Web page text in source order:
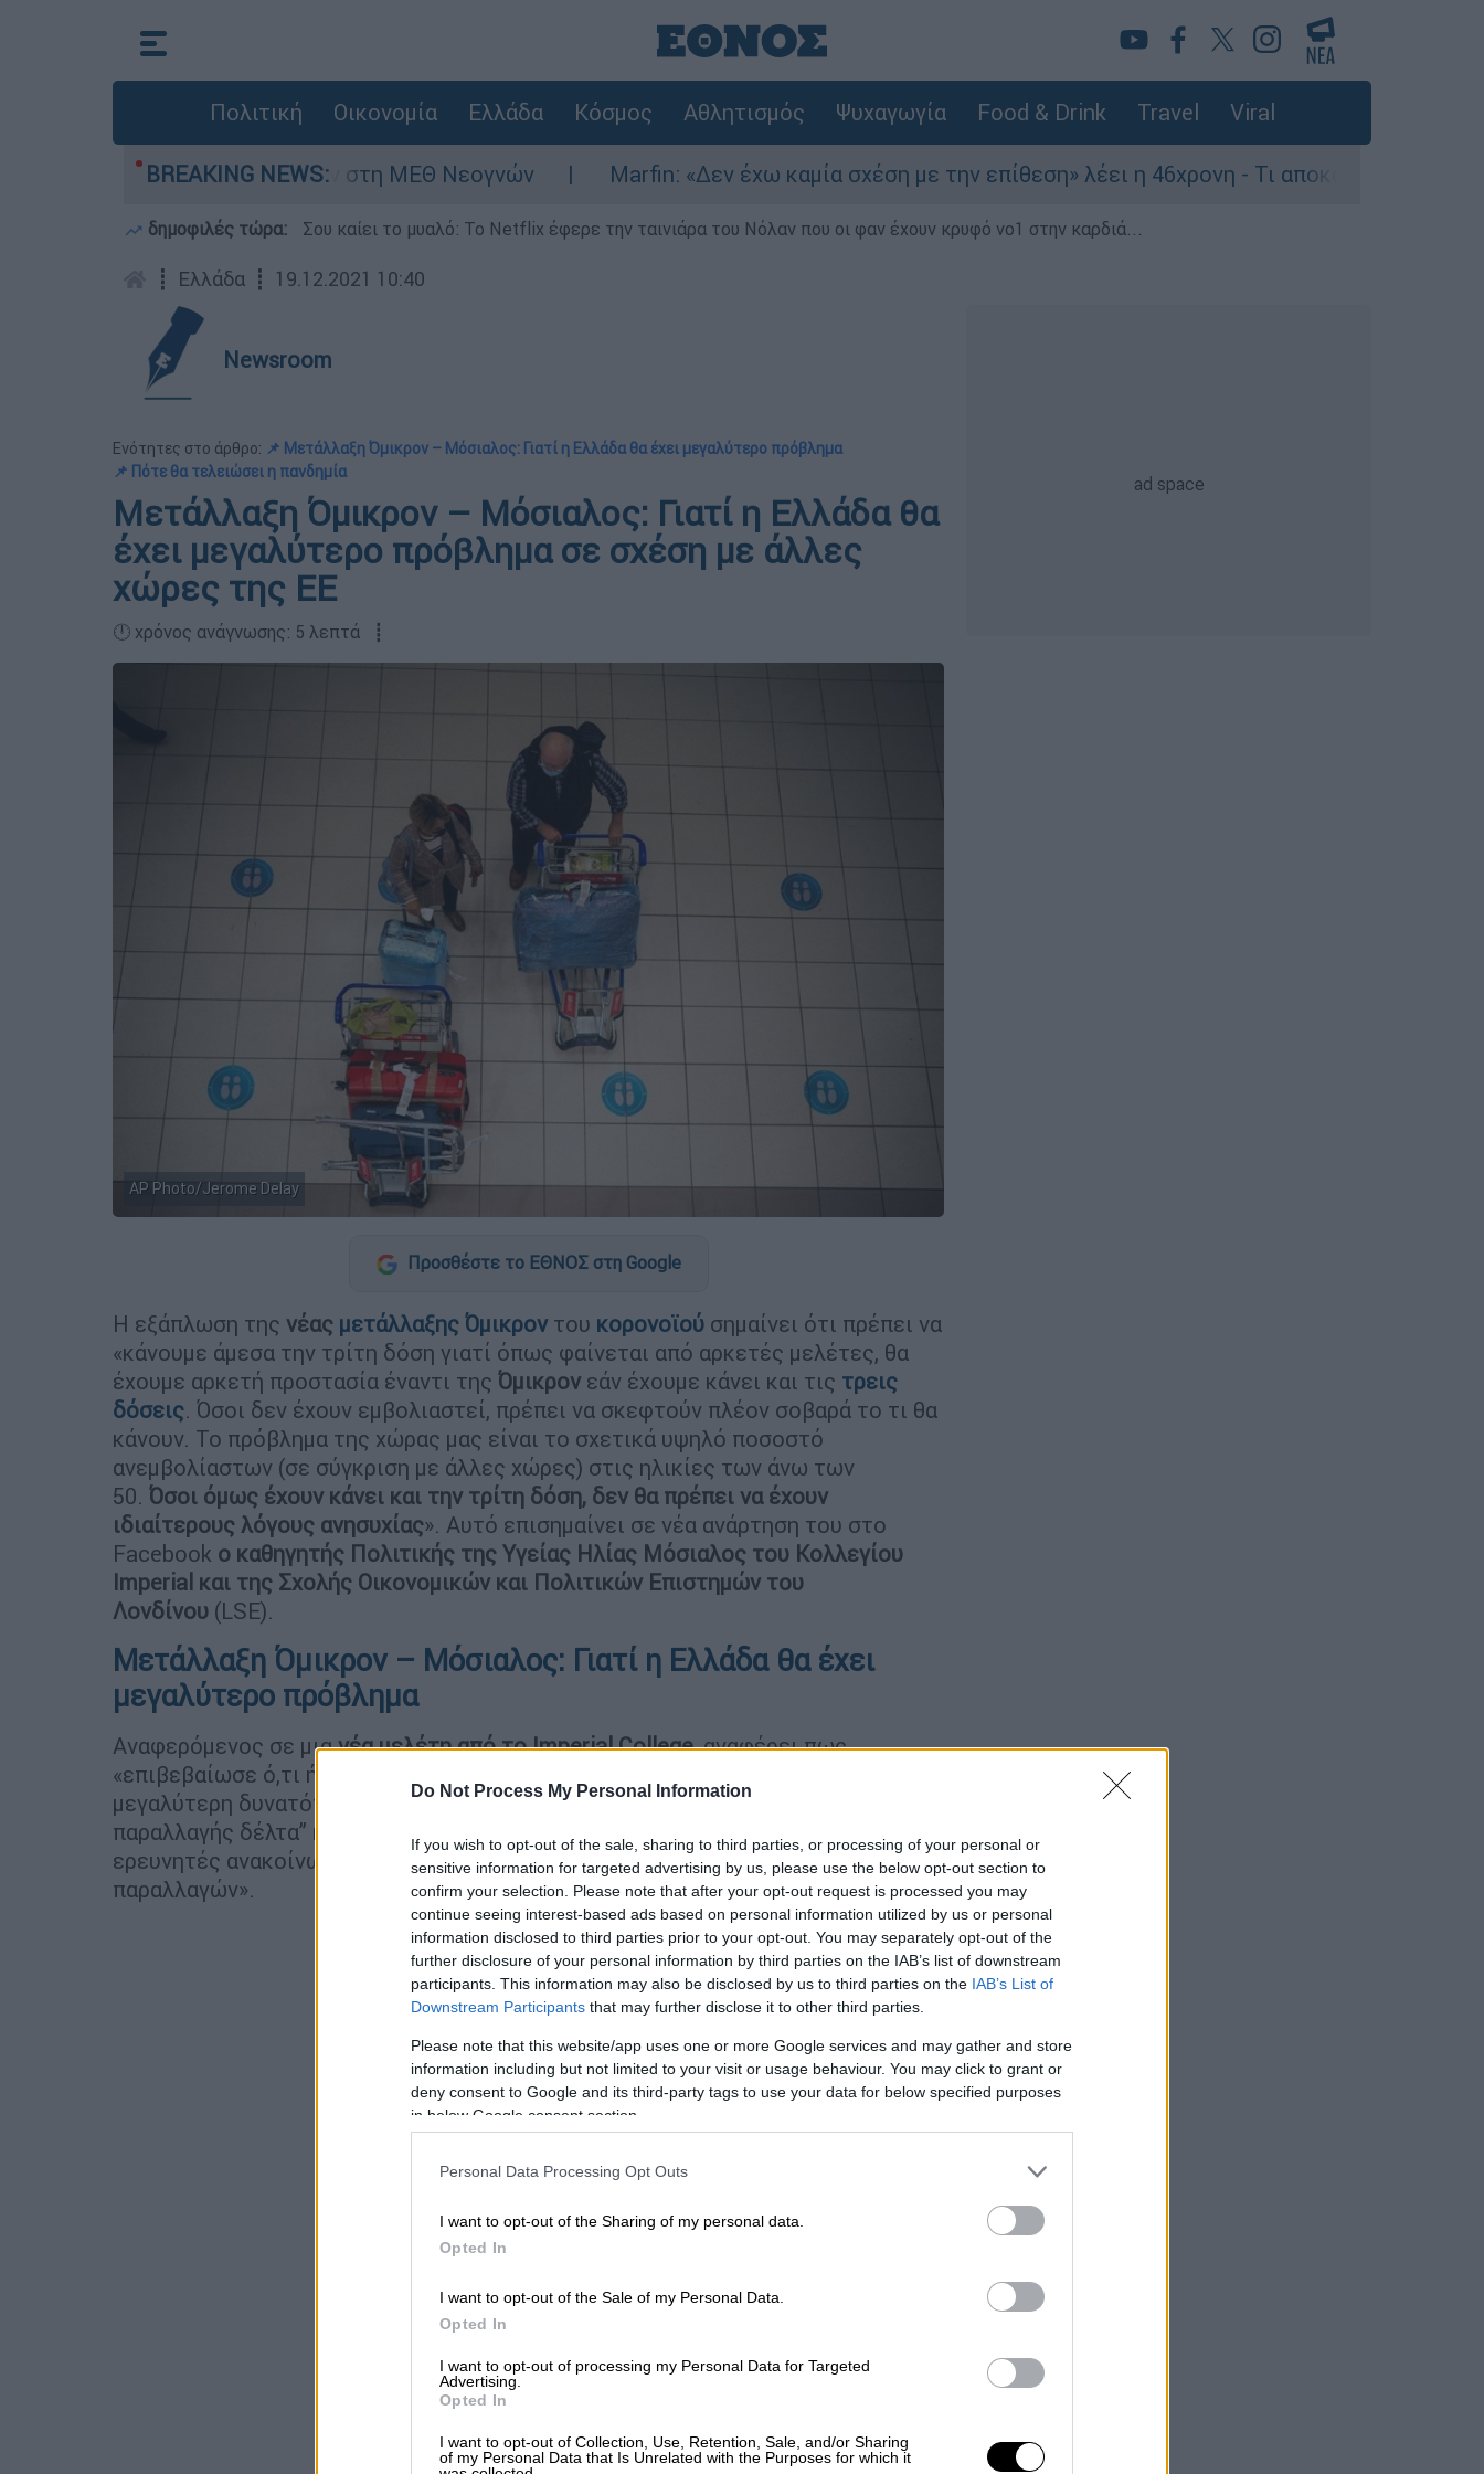
Do Not Process My Personal Information
If you wish to opt-out of the sale, sharing to third parties, or processing of your personal or
sensitive information for targeted advertising by us, please use the below opt-out section to
confirm your selection. Please note that after your opt-out request is processed you may
continue seeing interest-based ads based on personal information utilized by us or personal
information disclosed to third parties prior to your opt-out. You may separately opt-out of the
further disclosure of your personal information by third parties on the IAB’s list of downstream
participants. This information may also be disclosed by us to third parties on the IAB’s List of
Downstream Participants that may further disclose it to other third parties.
Please note that this website/app uses one or more Google services and may gather and store
information including but not limited to your visit or usage behaviour. You may click to grant or
deny consent to Google and its third-party tags to use your data for below specified purposes
in below Google consent section.
Personal Data Processing Opt Outs
I want to opt-out of the Sharing of my personal data.
Opted In
I want to opt-out of the Sale of my Personal Data.
Opted In
I want to opt-out of processing my Personal Data for Targeted
Advertising.
Opted In
I want to opt-out of Collection, Use, Retention, Sale, and/or Sharing
of my Personal Data that Is Unrelated with the Purposes for which it
Πολιτική Οικονομία Ελλάδα Κόσμος Αθλητισμός Ψυχαγωγία Food & Drink Travel Viral
BREAKING NEWS:
- Νοσηλευόταν στη ΜΕΘ Νεογνών Marfin: «Δεν έχω καμία σχέση με την επίθεση» λέει η 46χρονη - Τι αποκάλυψε στους αστυνομικούς
δημοφιλές τώρα: Σου καίει το μυαλό: Το Netflix έφερε την ταινιάρα του Νόλαν που οι φαν έχουν κρυφό νο1 στην καρδιά...
┋ Ελλάδα ┋ 19.12.2021 10:40
Newsroom
Ενότητες στο άρθρο: 📌 Μετάλλαξη Όμικρον – Μόσιαλος: Γιατί η Ελλάδα θα έχει μεγαλύτερο πρόβλημα
📌 Πότε θα τελειώσει η πανδημία
Μετάλλαξη Όμικρον – Μόσιαλος: Γιατί η Ελλάδα θα
έχει μεγαλύτερο πρόβλημα σε σχέση με άλλες
χώρες της ΕΕ
🕛 χρόνος ανάγνωσης: 5 λεπτά ┋
AP Photo/Jerome Delay
Προσθέστε το ΕΘΝΟΣ στη Google
Η εξάπλωση της νέας μετάλλαξης Όμικροντου κορονοϊού σημαίνει ότι πρέπει να
«κάνουμε άμεσα την τρίτη δόση γιατί όπως φαίνεται από αρκετές μελέτες, θα
έχουμε αρκετή προστασία έναντι της Όμικρον εάν έχουμε κάνει και τις τρεις
δόσεις. Όσοι δεν έχουν εμβολιαστεί, πρέπει να σκεφτούν πλέον σοβαρά το τι θα
κάνουν. Το πρόβλημα της χώρας μας είναι το σχετικά υψηλό ποσοστό
ανεμβολίαστων (σε σύγκριση με άλλες χώρες) στις ηλικίες των άνω των
50. Όσοι όμως έχουν κάνει και την τρίτη δόση, δεν θα πρέπει να έχουν
ιδιαίτερους λόγους ανησυχίας». Αυτό επισημαίνει σε νέα ανάρτηση του στο
Facebook ο καθηγητής Πολιτικής της Υγείας Ηλίας Μόσιαλος του Κολλεγίου
Imperial και της Σχολής Οικονομικών και Πολιτικών Επιστημών του
Λονδίνου (LSE).
Μετάλλαξη Όμικρον – Μόσιαλος: Γιατί η Ελλάδα θα έχει
μεγαλύτερο πρόβλημα
Αναφερόμενος σε μιανέα μελέτη από το Imperial College,αναφέρει πως
«επιβεβαίωσε ό,τι ήδη ξέρουμε για την μεγαλύτερη μεταδοτικότητα και την
μεγαλύτερη δυνατότητα επαναλοίμωξης της παραλλαγής όμικρον έναντι της
παραλλαγής δέλτα” και ότι “όσον αφορά την κλινική εικόνα όσων κόλλησαν, οι
ερευνητές ανακοίνωσαν πως δεν βρέθηκε διαφορά μεταξύ των δυο
παραλλαγών».